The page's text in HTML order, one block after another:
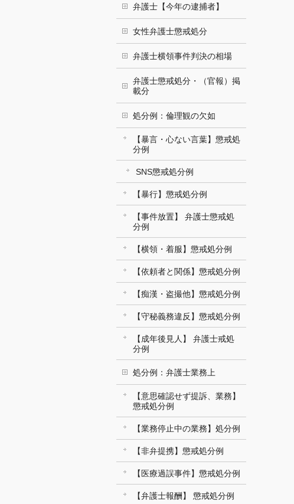
弁護士【今年の逮捕者】
女性弁護士懲戒処分
弁護士横領事件判決の相場
弁護士懲戒処分・（官報）掲
載分
処分例：倫理観の欠如
【暴言・心ない言葉】懲戒処
分例
SNS懲戒処分例
【暴行】懲戒処分例
【事件放置】 弁護士懲戒処
分例
【横領・着服】懲戒処分例
【依頼者と関係】懲戒処分例
【痴漢・盗撮他】懲戒処分例
【守秘義務違反】懲戒処分例
【成年後見人】 弁護士戒処
分例
処分例：弁護士業務上
【意思確認せず提訴、業務】
懲戒処分例
【業務停止中の業務】処分例
【非弁提携】懲戒処分例
【医療過誤事件】懲戒処分例
【弁護士報酬】 懲戒処分例